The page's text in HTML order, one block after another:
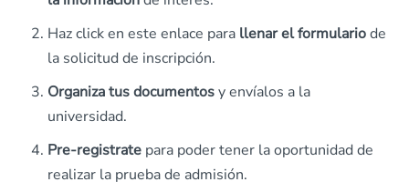
Haz click en este enlace para llenar el formulariode
la solicitud de inscripción.
Organiza tus documentosy envíalos a la
universidad.
Pre-registrate para poder tener la oportunidad de
realizar la prueba de admisión.